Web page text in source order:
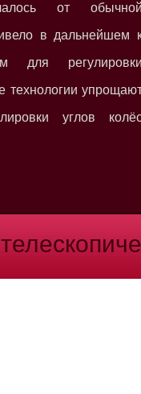
от
в дальнейшем
для
технологии
углов